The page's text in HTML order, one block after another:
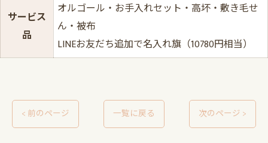
サービス
品
オルゴール・お手入れセット・高坏・敷き毛せ
ん・被布
LINEお友だち追加で名入れ旗（10780円相当）
< 前のページ 一覧に戻る 次のページ >